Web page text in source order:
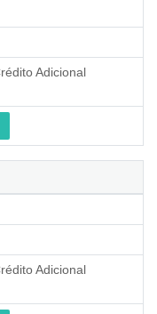
Adicional
Adicional